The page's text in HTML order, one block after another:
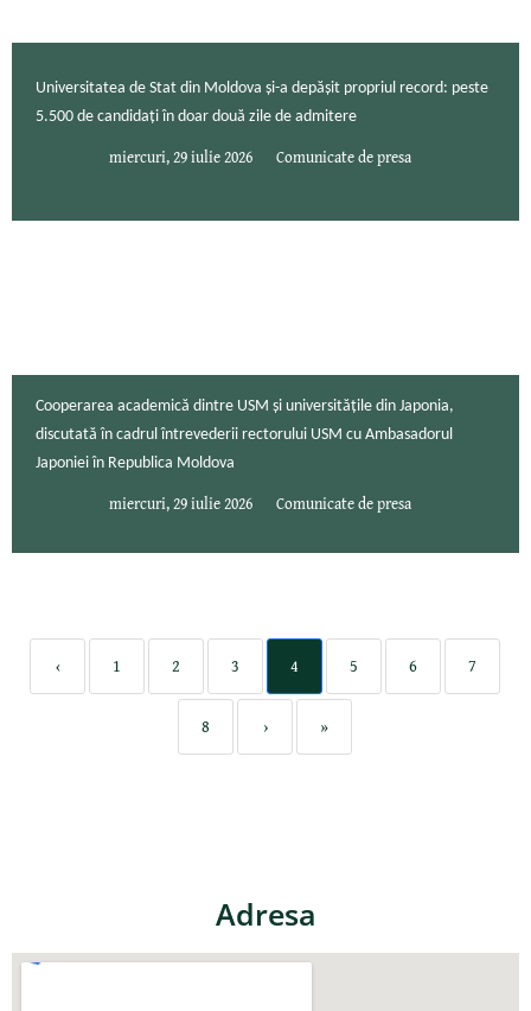
Universitatea de Stat din Moldova și-a depășit propriul record: peste
5.500 de candidați în doar două zile de admitere
miercuri, 29 iulie 2026 Comunicate de presa
Cooperarea academică dintre USM și universitățile din Japonia,
discutată în cadrul întrevederii rectorului USM cu Ambasadorul
Japoniei în Republica Moldova
miercuri, 29 iulie 2026 Comunicate de presa
‹ 1 2 3 4 5 6 7
8 › »
Adresa